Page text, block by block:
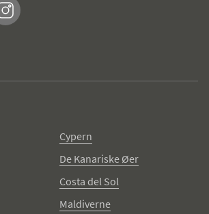
Instagram
Cypern
De Kanariske Øer
Costa del Sol
Maldiverne